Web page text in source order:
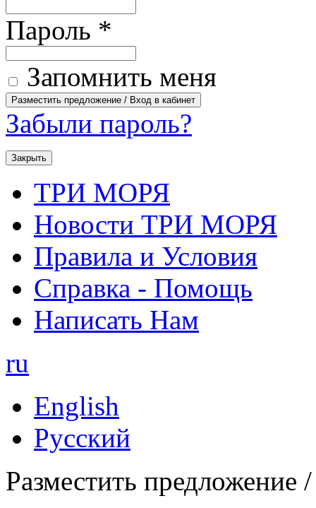
Пароль *
Запомнить меня
Забыли пароль?
Закрыть
ТРИ МОРЯ
Новости ТРИ МОРЯ
Правила и Условия
Справка - Помощь
Написать Нам
ru
English
Русский
Разместить предложение